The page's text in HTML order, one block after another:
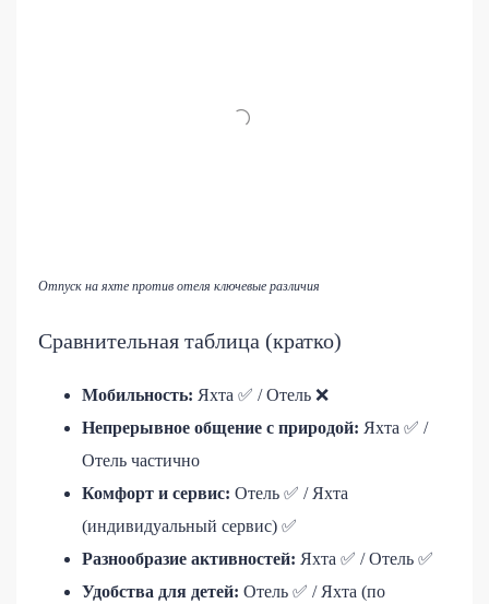
Отпуск на яхте против отеля ключевые различия
Сравнительная таблица (кратко)
Мобильность: Яхта ✅ / Отель ❌
Непрерывное общение с природой: Яхта ✅ /
Отель частично
Комфорт и сервис: Отель ✅ / Яхта
(индивидуальный сервис) ✅
Разнообразие активностей: Яхта ✅ / Отель ✅
Удобства для детей: Отель ✅ / Яхта (по